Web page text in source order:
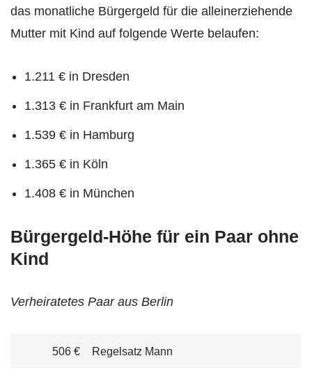
das monatliche Bürgergeld für die alleinerziehende
Mutter mit Kind auf folgende Werte belaufen:
1.211 € in Dresden
1.313 € in Frankfurt am Main
1.539 € in Hamburg
1.365 € in Köln
1.408 € in München
Bürgergeld-Höhe für ein Paar ohne
Kind
Verheiratetes Paar aus Berlin
506 € Regelsatz Mann